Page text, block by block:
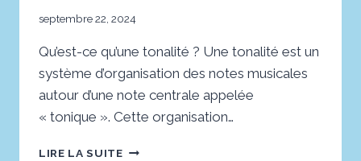
septembre 22, 2024
Qu’est-ce qu’une tonalité ? Une tonalité est un
système d’organisation des notes musicales
autour d’une note centrale appelée
« tonique ». Cette organisation…
LIRE LA SUITELES